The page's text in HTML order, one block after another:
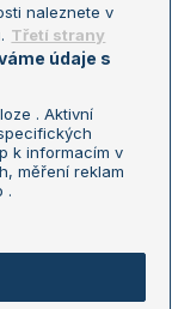
osobních
ČTK.
naleznete v
Třetí strany
údaje s
. Aktivní
k informacím v
měření reklam
.